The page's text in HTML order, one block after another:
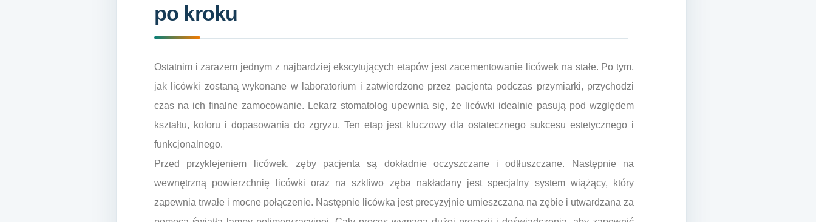
po kroku
Ostatnim i zarazem jednym z najbardziej ekscytujących etapów jest zacementowanie licówek na stałe. Po tym,
jak licówki zostaną wykonane w laboratorium i zatwierdzone przez pacjenta podczas przymiarki, przychodzi
czas na ich finalne zamocowanie. Lekarz stomatolog upewnia się, że licówki idealnie pasują pod względem
kształtu, koloru i dopasowania do zgryzu. Ten etap jest kluczowy dla ostatecznego sukcesu estetycznego i
funkcjonalnego.
Przed przyklejeniem licówek, zęby pacjenta są dokładnie oczyszczane i odtłuszczane. Następnie na
wewnętrzną powierzchnię licówki oraz na szkliwo zęba nakładany jest specjalny system wiążący, który
zapewnia trwałe i mocne połączenie. Następnie licówka jest precyzyjnie umieszczana na zębie i utwardzana za